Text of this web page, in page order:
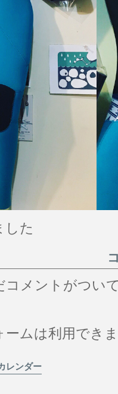
した
コメントがつい
ームは利用でき
レンダー